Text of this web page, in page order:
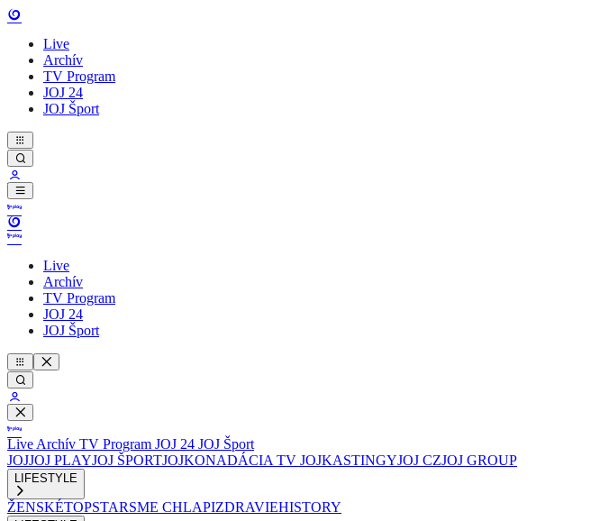
Live
Archív
TV Program
JOJ 24
JOJ Šport
Live
Archív
TV Program
JOJ 24
JOJ Šport
Live Archív TV Program JOJ 24 JOJ Šport
JOJJOJ PLAYJOJ ŠPORTJOJKONADÁCIA TV JOJKASTINGYJOJ CZJOJ GROUP
LIFESTYLE
ŽENSKÉTOPSTARSME CHLAPIZDRAVIEHISTORY